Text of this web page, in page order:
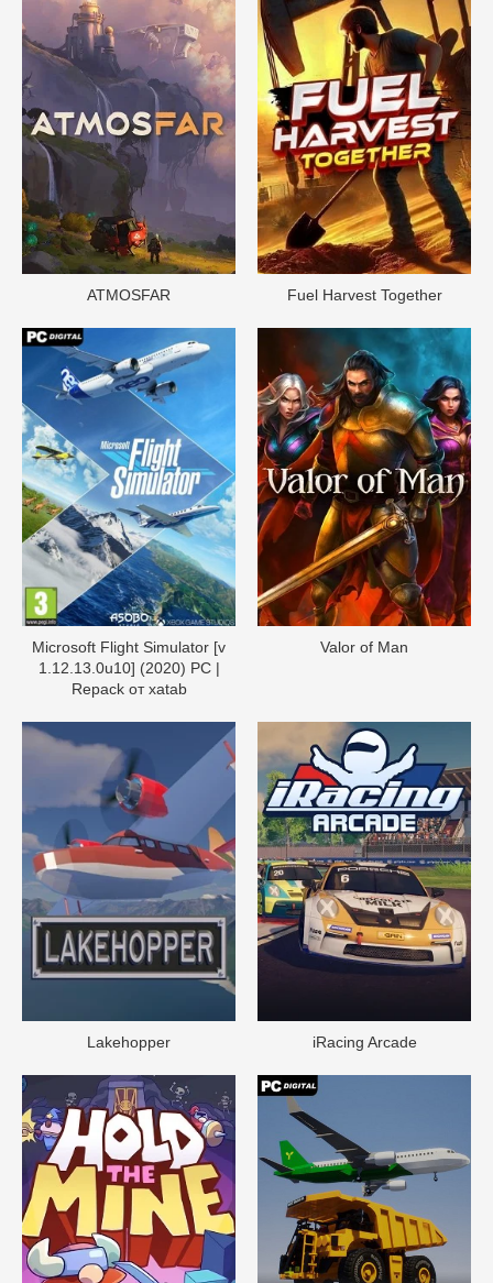
ATMOSFAR Fuel Harvest Together
Microsoft Flight Simulator [v
1.12.13.0u10] (2020) PC |
Repack от xatab
Valor of Man
Lakehopper iRacing Arcade